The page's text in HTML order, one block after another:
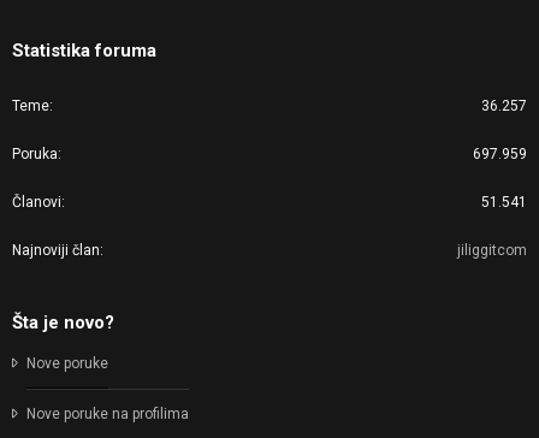
Statistika foruma
Teme 36.257
Poruka 697.959
Članovi 51.541
Najnoviji član jiliggitcom
Šta je novo?
Nove poruke
Nove poruke na profilima